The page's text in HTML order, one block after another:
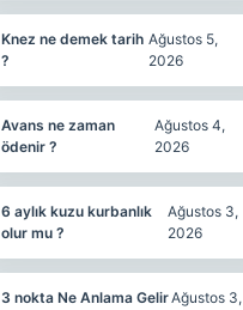
Knez ne demek tarih
?
Ağustos 5,
2026
Avans ne zaman
ödenir ?
Ağustos 4,
2026
6 aylık kuzu kurbanlık
olur mu ?
Ağustos 3,
2026
3 nokta Ne Anlama GelirAğustos 3,